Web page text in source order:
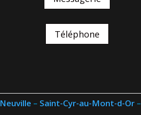
Téléphone
Neuville – Saint-Cyr-au-Mont-d-Or–